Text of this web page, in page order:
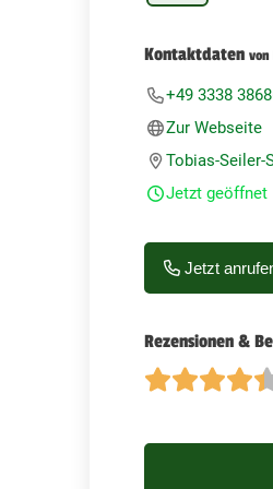
Kontaktdaten von
+49 3338
Zur Webseite
Tobias-Seiler-
Jetzt geöffnet
Jetzt
Rezensionen &